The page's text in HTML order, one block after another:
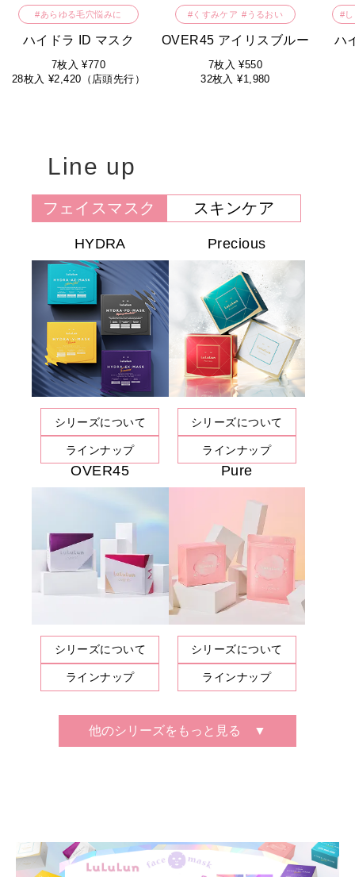
#あらゆる毛穴悩みに
ハイドラ ID マスク
7枚入 ¥770
28枚入 ¥2,420（店頭先行）
#くすみケア #うるおい
OVER45 アイリスブルー
7枚入 ¥550
32枚入 ¥1,980
#
ハ
Line up
フェイスマスク スキンケア
HYDRA
シリーズについて
ラインナップ
Precious
シリーズについて
ラインナップ
OVER45
シリーズについて
ラインナップ
Pure
シリーズについて
ラインナップ
他のシリーズをもっと見る ▼